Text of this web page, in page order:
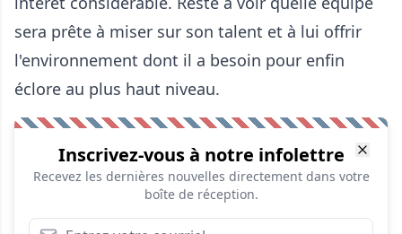
sera prête à miser sur son talent et à lui offrir
l'environnement dont il a besoin pour enfin
éclore au plus haut niveau.
Inscrivez-vous à notre infolettre
Recevez les dernières nouvelles directement dans votre
boîte de réception.